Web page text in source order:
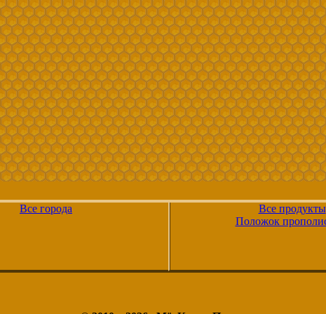
Все города
Все продукты
Положок